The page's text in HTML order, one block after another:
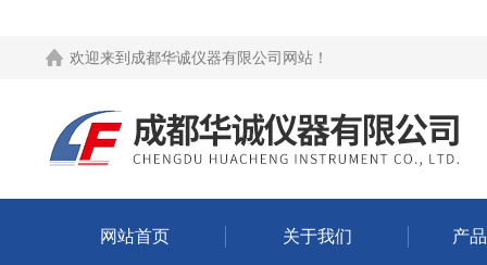
欢迎来到 成都华诚仪器有限公司网站 ！
网站首页 关于我们 产